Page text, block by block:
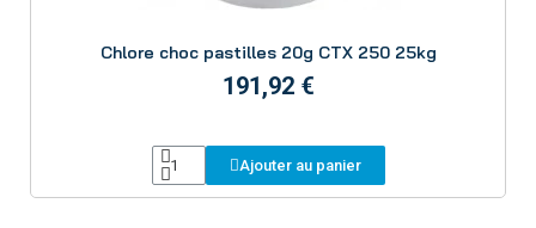
Chlore choc pastilles 20g CTX 250 25kg
191,92 €
Ajouter au panier